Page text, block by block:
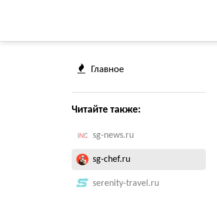
Главное
Читайте также:
sg-news.ru
sg-chef.ru
serenity-travel.ru